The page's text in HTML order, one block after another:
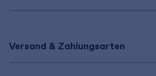
Versand & Zahlungsarten